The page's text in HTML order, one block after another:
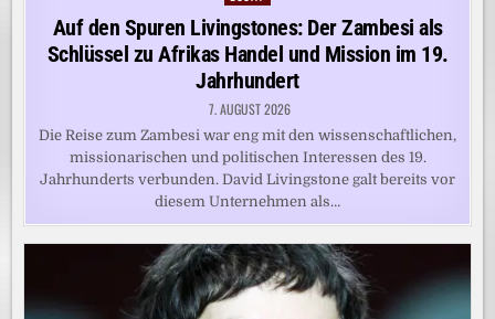
Auf den Spuren Livingstones: Der Zambesi als
Schlüssel zu Afrikas Handel und Mission im 19.
Jahrhundert
7. AUGUST 2026
Die Reise zum Zambesi war eng mit den wissenschaftlichen,
missionarischen und politischen Interessen des 19.
Jahrhunderts verbunden. David Livingstone galt bereits vor
diesem Unternehmen als…